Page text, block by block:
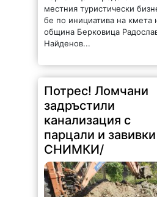
Найденов...
задръстили
канализация с
парцали и завивки /
СНИМКИ/